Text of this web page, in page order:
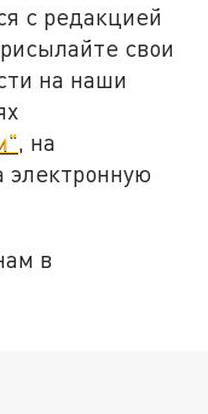
с редакцией
свои
на наши
, на
электронную
в